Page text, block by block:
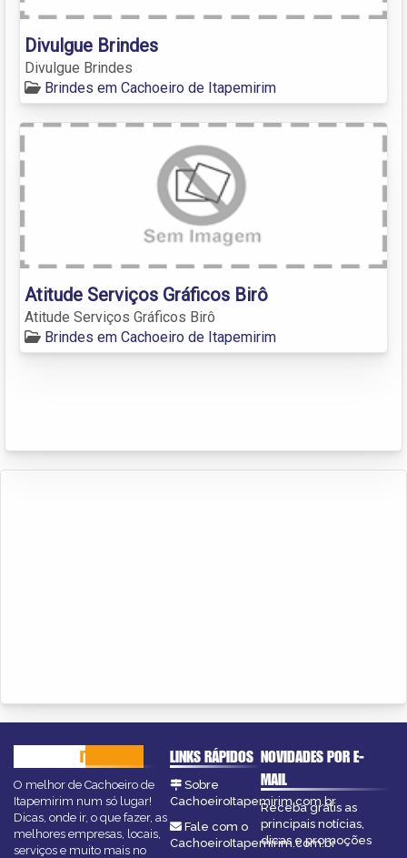
Divulgue Brindes
Divulgue Brindes
Brindes em Cachoeiro de Itapemirim
Atitude Serviços Gráficos Birô
Atitude Serviços Gráficos Birô
Brindes em Cachoeiro de Itapemirim
ITAPEMIRIM
O melhor de Cachoeiro de
Itapemirim num só lugar!
Dicas, onde ir, o que fazer, as
melhores empresas, locais,
serviços e muito mais no
LINKS RÁPIDOS
Sobre
CachoeiroItapemirim.com.br
Fale com o
CachoeiroItapemirim.com.br
NOVIDADES POR E-
MAIL
Receba grátis as
principais notícias,
dicas e promoções